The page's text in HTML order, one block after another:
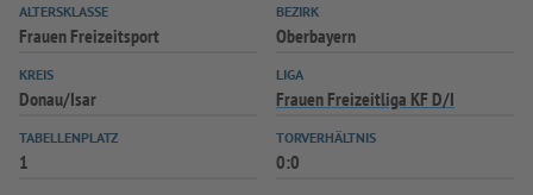
ALTERSKLASSE
Frauen Freizeitsport
BEZIRK
Oberbayern
KREIS
Donau/Isar
LIGA
Frauen Freizeitliga KF D/I
TABELLENPLATZ
1
TORVERHÄLTNIS
0:0